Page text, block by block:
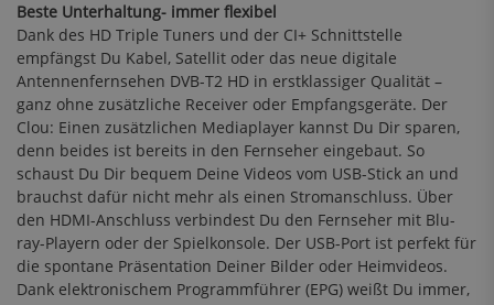
Beste Unterhaltung- immer flexibel
Dank des HD Triple Tuners und der CI+ Schnittstelle
empfängst Du Kabel, Satellit oder das neue digitale
Antennenfernsehen DVB-T2 HD in erstklassiger Qualität –
ganz ohne zusätzliche Receiver oder Empfangsgeräte. Der
Clou: Einen zusätzlichen Mediaplayer kannst Du Dir sparen,
denn beides ist bereits in den Fernseher eingebaut. So
schaust Du Dir bequem Deine Videos vom USB-Stick an und
brauchst dafür nicht mehr als einen Stromanschluss. Über
den HDMI-Anschluss verbindest Du den Fernseher mit Blu-
ray-Playern oder der Spielkonsole. Der USB-Port ist perfekt für
die spontane Präsentation Deiner Bilder oder Heimvideos.
Dank elektronischem Programmführer (EPG) weißt Du immer,